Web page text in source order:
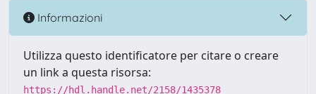
Informazioni
Utilizza questo identificatore per citare o creare
un link a questa risorsa:
https://hdl.handle.net/2158/1435378